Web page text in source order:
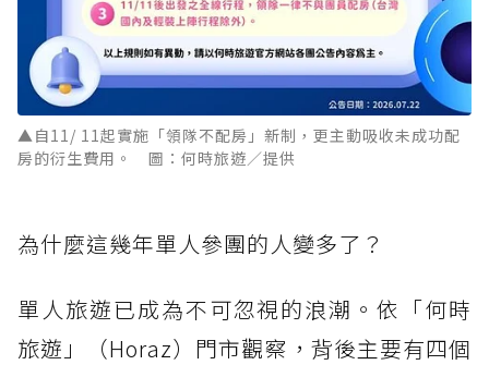
▲自11/ 11起實施「領隊不配房」新制，更主動吸收未成功配
房的衍生費用。 圖：何時旅遊／提供
為什麼這幾年單人參團的人變多了？
單人旅遊已成為不可忽視的浪潮。依「何時
旅遊」（Horaz）門市觀察，背後主要有四個